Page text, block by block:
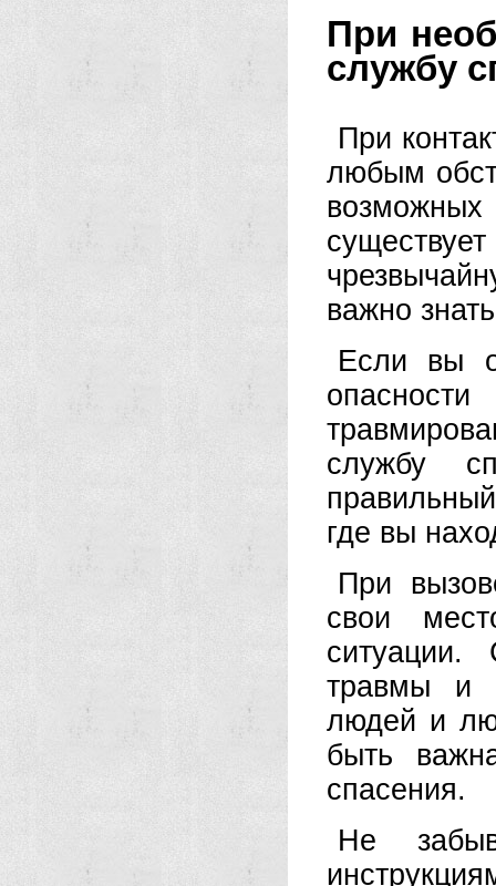
При
службу
При
любым
важно
Если вы
службу
где вы
При
свои
ситуации.
травмы и
людей и
быть
спасения.
Не